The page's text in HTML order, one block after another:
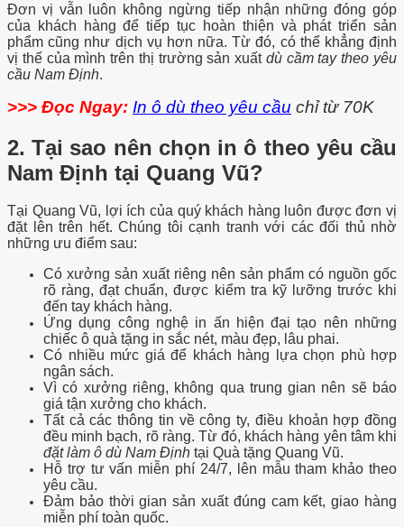
Đơn vị vẫn luôn không ngừng tiếp nhận những đóng góp
của khách hàng để tiếp tục hoàn thiện và phát triển sản
phẩm cũng như dịch vụ hơn nữa. Từ đó, có thể khẳng định
vị thế của mình trên thị trường sản xuất dù cầm tay theo yêu
cầu Nam Định.
>>> Đọc Ngay: In ô dù theo yêu cầu chỉ từ 70K
2. Tại sao nên chọn in ô theo yêu cầu
Nam Định tại Quang Vũ?
Tại Quang Vũ, lợi ích của quý khách hàng luôn được đơn vị
đặt lên trên hết. Chúng tôi cạnh tranh với các đối thủ nhờ
những ưu điểm sau:
Có xưởng sản xuất riêng nên sản phẩm có nguồn gốc
rõ ràng, đạt chuẩn, được kiểm tra kỹ lưỡng trước khi
đến tay khách hàng.
Ứng dụng công nghệ in ấn hiện đại tạo nên những
chiếc ô quà tặng in sắc nét, màu đẹp, lâu phai.
Có nhiều mức giá để khách hàng lựa chọn phù hợp
ngân sách.
Vì có xưởng riêng, không qua trung gian nên sẽ báo
giá tận xưởng cho khách.
Tất cả các thông tin về công ty, điều khoản hợp đồng
đều minh bạch, rõ ràng. Từ đó, khách hàng yên tâm khi
đặt làm ô dù Nam Định tại Quà tặng Quang Vũ.
Hỗ trợ tư vấn miễn phí 24/7, lên mẫu tham khảo theo
yêu cầu.
Đảm bảo thời gian sản xuất đúng cam kết, giao hàng
miễn phí toàn quốc.